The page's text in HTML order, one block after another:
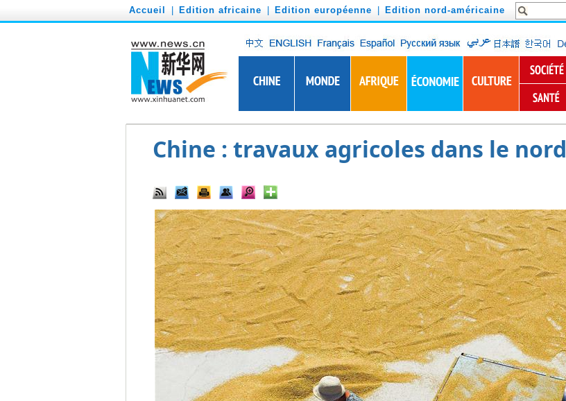
Accueil Edition africaine Edition européenne Edition nord-américaine
Chine : travaux agricoles dans le nord